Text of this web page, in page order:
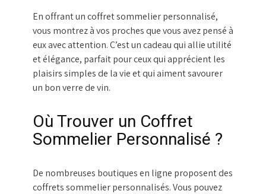
En offrant un coffret sommelier personnalisé,
vous montrez à vos proches que vous avez pensé à
eux avec attention. C’est un cadeau qui allie utilité
et élégance, parfait pour ceux qui apprécient les
plaisirs simples de la vie et qui aiment savourer
un bon verre de vin.
Où Trouver un Coffret
Sommelier Personnalisé ?
De nombreuses boutiques en ligne proposent des
coffrets sommelier personnalisés. Vous pouvez